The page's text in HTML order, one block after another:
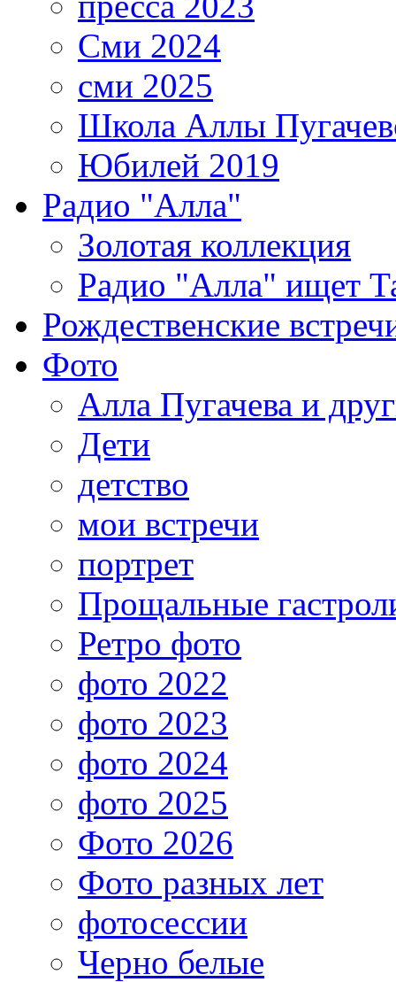
Сми 2024
сми 2025
Школа Аллы
Юбилей 2019
Радио "Алла"
Золотая коллекция
Радио "Алла" ищет
Рождественские
Фото
Алла Пугачева и
Дети
детство
мои встречи
портрет
Прощальные
Ретро фото
фото 2022
фото 2023
фото 2024
фото 2025
Фото 2026
Фото разных лет
фотосессии
Черно белые